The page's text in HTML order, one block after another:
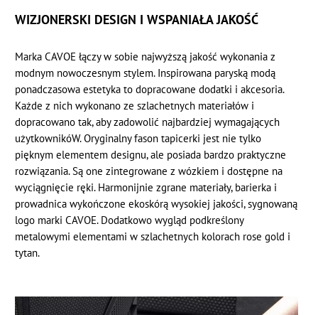
WIZJONERSKI DESIGN I WSPANIAŁA JAKOŚĆ
Marka CAVOE łączy w sobie najwyższą jakość wykonania z
modnym nowoczesnym stylem. Inspirowana paryską modą
ponadczasowa estetyka to dopracowane dodatki i akcesoria.
Każde z nich wykonano ze szlachetnych materiałów i
dopracowano tak, aby zadowolić najbardziej wymagających
użytkownikóW. Oryginalny fason tapicerki jest nie tylko
pięknym elementem designu, ale posiada bardzo praktyczne
rozwiązania. Są one zintegrowane z wózkiem i dostępne na
wyciągnięcie ręki. Harmonijnie zgrane materiały, barierka i
prowadnica wykończone ekoskórą wysokiej jakości, sygnowaną
logo marki CAVOE. Dodatkowo wygląd podkreślony
metalowymi elementami w szlachetnych kolorach rose gold i
tytan.